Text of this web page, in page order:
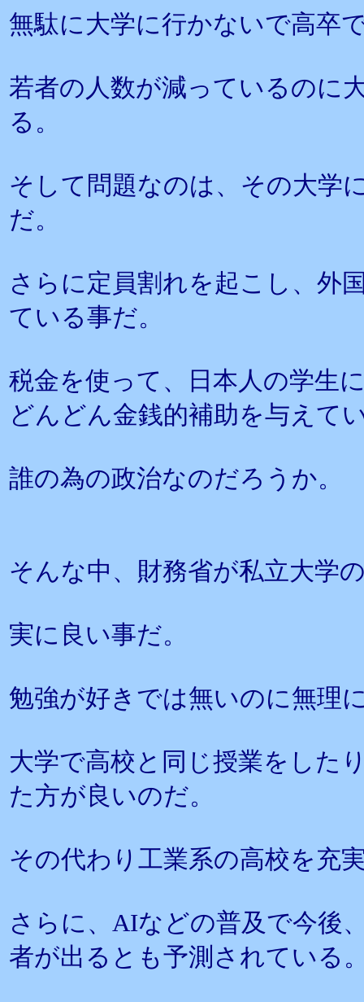
無駄に大学に行かないで高卒
若者の人数が減っているのに
る。
そして問題なのは、その大学
だ。
さらに定員割れを起こし、外
ている事だ。
税金を使って、日本人の学生
どんどん金銭的補助を与えて
誰の為の政治なのだろうか。
そんな中、財務省が私立大学
実に良い事だ。
勉強が好きでは無いのに無理
大学で高校と同じ授業をした
た方が良いのだ。
その代わり工業系の高校を充
さらに、AIなどの普及で今後
者が出るとも予測されている